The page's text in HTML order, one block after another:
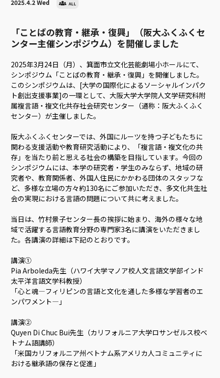
2025.4.2 Wed ALL
「ことばの教育・継承・復興」（阪大ふくふくセ
ンター主催シンポジウム）を開催しました
2025年3月24日（月）、箕面市立文化芸能劇場小ホールにて、
シンポジウム「ことばの教育・継承・復興」を開催しました。
このシンポジウムは、[大学の国際化によるソーシャルインパク
ト創出支援事業]の一環として、大阪大学大学院人文学研究科附
属複言語・複文化共存社会研究センター（通称：阪大ふくふく
センター）が主催しました。
阪大ふくふくセンターでは、外国にルーツを持つ子どもたちに
関わる支援活動や教育研究活動により、「複言語・複文化の共
存」を当たり前と思える社会の構築を目指しています。今回の
シンポジウムには、本学の研究者・学生のみならず、地域の研
究者や、教育関係者、外国人住民にかかわる団体のスタッフな
ど、多様な立場の方々約130名にご参加いただき、多文化共生社
会の実現における言語の問題について共に考えました。
当日は、竹村景子センター長の挨拶に始まり、海外の様々な地
域で活躍する言語教育分野の専門家3名に講演をいただきまし
た。各講演の詳細は下記のとおりです。
講演①
Pia Arboleda先生（ハワイ大学マノア校人文言語文学部インド
太平洋言語文学科教授）
「心と魂―フィリピンの言語と文化を通した多様な学習者のエ
ンパワメント―」
講演②
Quyen Di Chuc Bui先生（カリフォルニア大学ロサンゼルス校ベ
トナム語講師）
「米国カリフォルニア州ベトナム系アメリカ人コミュニティに
おける継承語の保存と促進」